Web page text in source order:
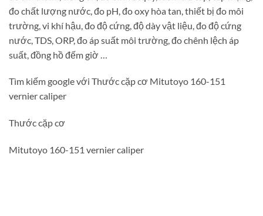
đo chất lượng nước, đo pH, đo oxy hòa tan, thiết bị đo môi
trường, vi khí hậu, đo độ cứng, độ dày vật liệu, đo độ cứng
nước, TDS, ORP, đo áp suất môi trường, đo chênh lệch áp
suất, đồng hồ đếm giờ …
Tìm kiếm google với Thước cặp cơ Mitutoyo 160-151
vernier caliper
Thước cặp cơ
Mitutoyo 160-151 vernier caliper